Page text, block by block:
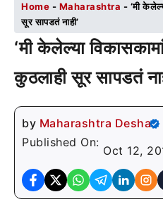
Home - Maharashtra - ‘मी
सूर सापडतं नाही’
‘मी केलेल्या
कुठलाही सूर सापडतं
by Maharashtra Desha
Published On:
Oct 12,